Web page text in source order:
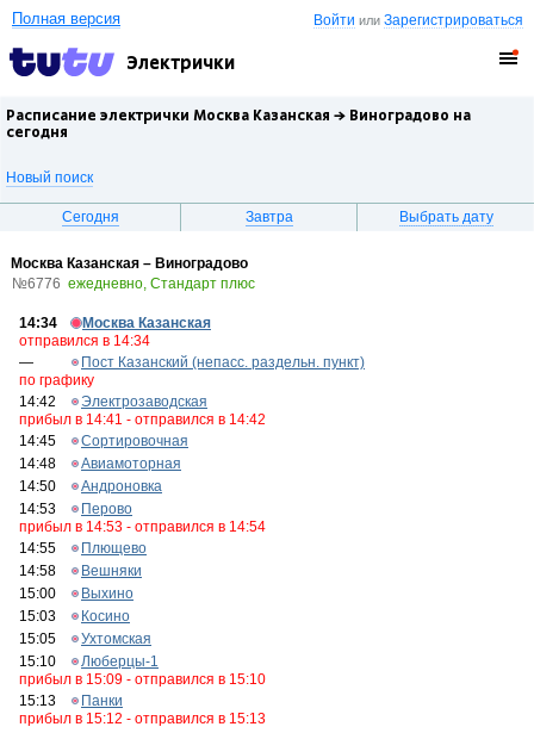
Войти илиЗарегистрироваться
Полная версия
Электрички
Расписание электрички Москва Казанская → Виноградово на
сегодня
Новый поиск
Сегодня Завтра Выбрать дату
Москва Казанская – Виноградово
№6776 ежедневно, Стандарт плюс
14:34
Москва Казанская
отправился в 14:34
—
Пост Казанский (непасс. раздельн. пункт)
по графику
14:42
Электрозаводская
прибыл в 14:41 - отправился в 14:42
14:45
Сортировочная
14:48
Авиамоторная
14:50
Андроновка
14:53
Перово
прибыл в 14:53 - отправился в 14:54
14:55
Плющево
14:58
Вешняки
15:00
Выхино
15:03
Косино
15:05
Ухтомская
15:10
Люберцы-1
прибыл в 15:09 - отправился в 15:10
15:13
Панки
прибыл в 15:12 - отправился в 15:13